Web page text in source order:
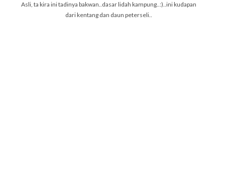
Asli, ta kira ini tadinya bakwan..dasar lidah kampung..:)..ini kudapan
dari kentang dan daun peterseli..